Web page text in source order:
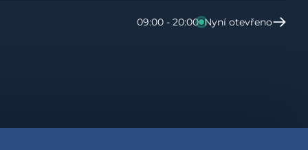
09:00 - 20:00 Nyní otevřeno